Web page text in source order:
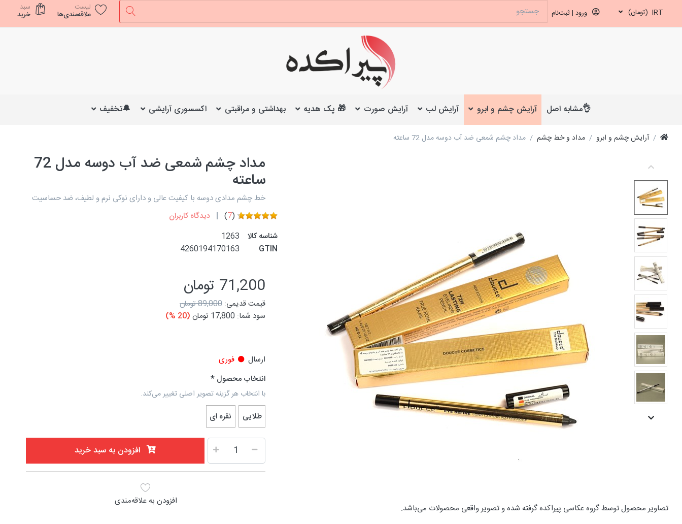
IRT (تومان) ورود | ثبت‌نام
لیست
علاقه‌مندی‌ها
سبد
خرید
👌مشابه اصل آرایش چشم و ابرو آرایش لب آرایش صورت 🎁 پک هدیه بهداشتی و مراقبتی اکسسوری آرایشی 🔔تخفیف
آرایش چشم و ابرو مداد و خط چشم مداد چشم شمعی ضد آب دوسه مدل 72 ساعته
تصاویر محصول توسط گروه عکاسی پیراکده گرفته شده و تصویر واقعی محصولات می‌باشد.
مداد چشم شمعی ضد آب دوسه مدل 72
ساعته
خط چشم مدادی دوسه با کیفیت عالی و دارای نوکی نرم و لطیف، ضد حساسیت
(
7
)
دیدگاه کاربران
شناسه کالا
1263
GTIN
4260194170163
71,200 تومان
قیمت قدیمی: 89,000 تومان
سود شما: 17,800 تومان (20 %)
ارسال
فوری
انتخاب محصول
با انتخاب هر گزینه تصویر اصلی تغییر می‌کند.
طلایی نقره ای
افزودن به سبد خرید
افزودن به علاقه‌مندی